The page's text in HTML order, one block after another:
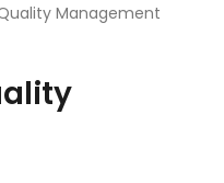
Management